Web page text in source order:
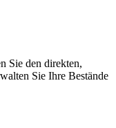
Sie den direkten,
Sie Ihre Bestände